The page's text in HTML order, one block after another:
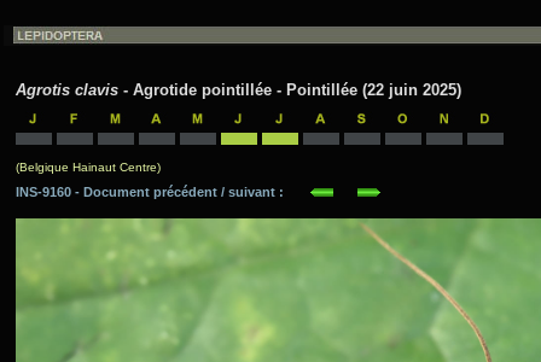
Agrotis clavis - Agrotide pointillée - Pointillée (22 juin 2025)
(Belgique Hainaut Centre)
INS-9160 - Document précédent / suivant :